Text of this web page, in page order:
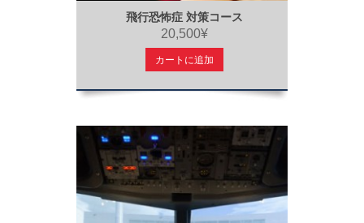
飛行恐怖症 対策コース
20,500¥
カートに追加